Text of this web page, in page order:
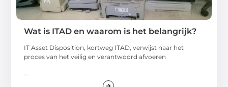
Wat is ITAD en waarom is het belangrijk?
IT Asset Disposition, kortweg ITAD, verwijst naar het
proces van het veilig en verantwoord afvoeren